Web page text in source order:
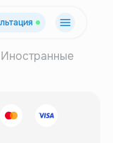
Иностранные